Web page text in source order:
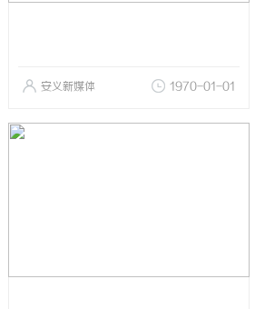
安义新媒体 1970-01-01